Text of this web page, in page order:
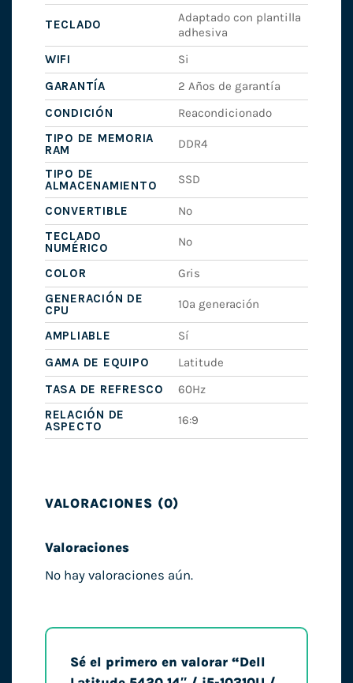
TECLADO
Adaptado con plantilla
adhesiva
WIFI
Si
GARANTÍA
2 Años de garantía
CONDICIÓN
Reacondicionado
TIPO DE MEMORIA
RAM
DDR4
TIPO DE
ALMACENAMIENTO
SSD
CONVERTIBLE
No
TECLADO
NUMÉRICO
No
COLOR
Gris
GENERACIÓN DE
CPU
10ª generación
AMPLIABLE
Sí
GAMA DE EQUIPO
Latitude
TASA DE REFRESCO
60Hz
RELACIÓN DE
ASPECTO
16:9
VALORACIONES (0)
Valoraciones
No hay valoraciones aún.
Sé el primero en valorar “Dell